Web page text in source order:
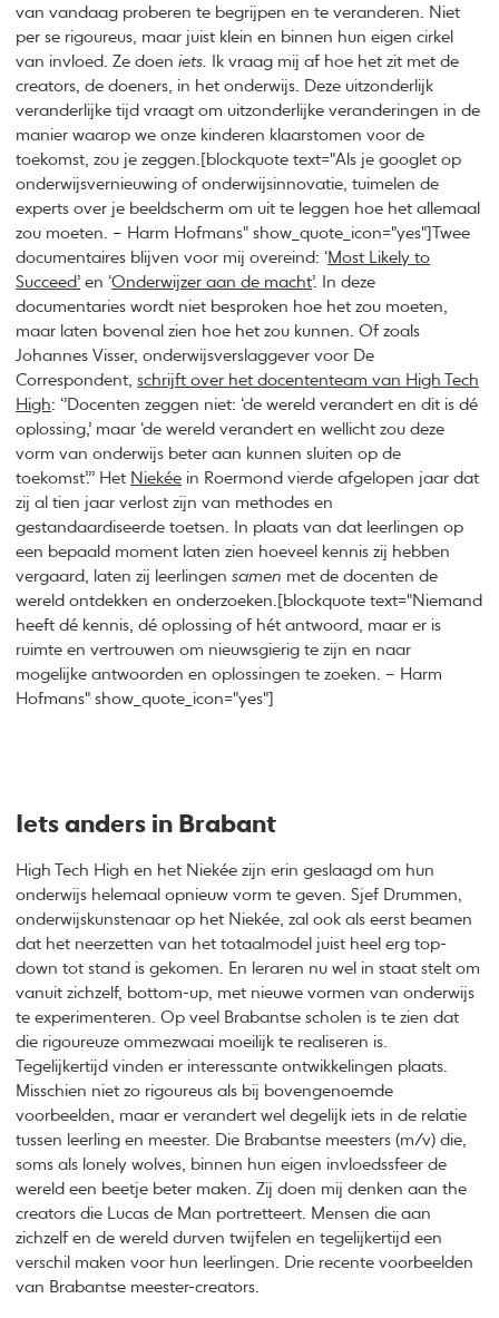
van vandaag proberen te begrijpen en te veranderen. Niet
per se rigoureus, maar juist klein en binnen hun eigen cirkel
van invloed. Ze doeniets.
Ik vraag mij af hoe het zit met de
creators, de doeners, in het onderwijs. Deze uitzonderlijk
veranderlijke tijd vraagt om uitzonderlijke veranderingen in de
manier waarop we onze kinderen klaarstomen voor de
toekomst, zou je zeggen.[blockquote text="Als je googlet op
onderwijsvernieuwing of onderwijsinnovatie, tuimelen de
experts over je beeldscherm om uit te leggen hoe het allemaal
zou moeten. – Harm Hofmans" show_quote_icon="yes"]Twee
documentaires blijven voor mij overeind: ‘Most Likely to
Succeed’ en ‘Onderwijzer aan de macht’. In deze
documentaries wordt niet besproken hoe het zou moeten,
maar laten bovenal zien hoe het zou kunnen. Of zoals
Johannes Visser, onderwijsverslaggever voor De
Correspondent,schrijft over het docententeam van High Tech
High: ‘’Docenten zeggen niet: ‘de wereld verandert en dit is dé
oplossing,’ maar ‘de wereld verandert en wellicht zou deze
vorm van onderwijs beter aan kunnen sluiten op de
toekomst’.’’ Het Niekée in Roermond vierde afgelopen jaar dat
zij al tien jaar verlost zijn van methodes en
gestandaardiseerde toetsen. In plaats van dat leerlingen op
een bepaald moment laten zien hoeveel kennis zij hebben
vergaard, laten zij leerlingensamen met de docenten de
wereld ontdekken en onderzoeken.[blockquote text="Niemand
heeft dé kennis, dé oplossing of hét antwoord, maar er is
ruimte en vertrouwen om nieuwsgierig te zijn en naar
mogelijke antwoorden en oplossingen te zoeken. – Harm
Hofmans" show_quote_icon="yes"]
Iets anders in Brabant
High Tech High en het Niekée zijn erin geslaagd om hun
onderwijs helemaal opnieuw vorm te geven. Sjef Drummen,
onderwijskunstenaar op het Niekée, zal ook als eerst beamen
dat het neerzetten van het totaalmodel juist heel erg top-
down tot stand is gekomen. En leraren nu wel in staat stelt om
vanuit zichzelf, bottom-up, met nieuwe vormen van onderwijs
te experimenteren. Op veel Brabantse scholen is te zien dat
die rigoureuze ommezwaai moeilijk te realiseren is.
Tegelijkertijd vinden er interessante ontwikkelingen plaats.
Misschien niet zo rigoureus als bij bovengenoemde
voorbeelden, maar er verandert wel degelijk iets in de relatie
tussen leerling en meester. Die Brabantse meesters (m/v) die,
soms als lonely wolves, binnen hun eigen invloedssfeer de
wereld een beetje beter maken. Zij doen mij denken aan the
creators die Lucas de Man portretteert. Mensen die aan
zichzelf en de wereld durven twijfelen en tegelijkertijd een
verschil maken voor hun leerlingen. Drie recente voorbeelden
van Brabantse meester-creators.